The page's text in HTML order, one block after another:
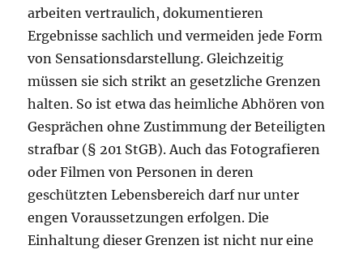
arbeiten vertraulich, dokumentieren
Ergebnisse sachlich und vermeiden jede Form
von Sensationsdarstellung. Gleichzeitig
müssen sie sich strikt an gesetzliche Grenzen
halten. So ist etwa das heimliche Abhören von
Gesprächen ohne Zustimmung der Beteiligten
strafbar (§ 201 StGB). Auch das Fotografieren
oder Filmen von Personen in deren
geschützten Lebensbereich darf nur unter
engen Voraussetzungen erfolgen. Die
Einhaltung dieser Grenzen ist nicht nur eine